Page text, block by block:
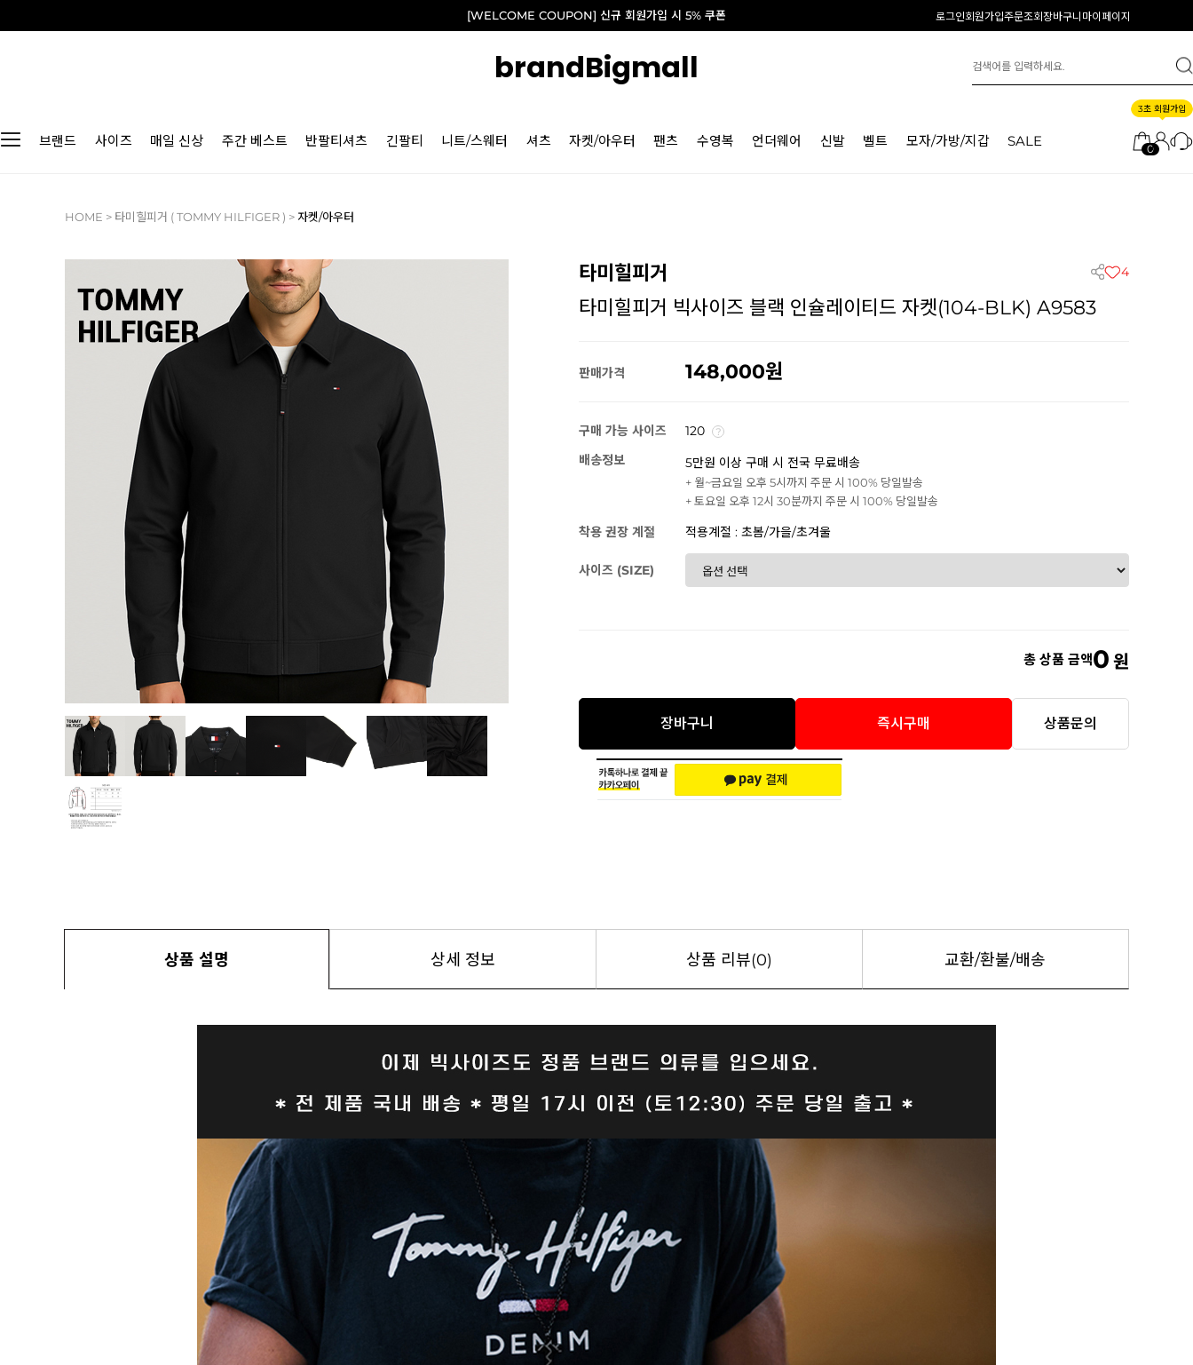
[WELCOME COUPON] 신규 회원가입 시 5% 쿠폰 로그인회원가입주문조회장바구니 마이페이지
brandBigmall
브랜드 사이즈 매일 신상 주간 베스트 반팔티셔츠 긴팔티 니트/스웨터 셔츠 자켓/아우터 팬츠 수영복 언더웨어 신발 벨트 모자/가방/지갑 SALE 0
3초 회원가입
HOME > 타미힐피거 ( TOMMY HILFIGER ) > 자켓/아우터
타미힐피거 4
타미힐피거 빅사이즈 블랙 인슐레이티드 자켓(104-BLK) A9583
판매가격 148,000
구매 가능 사이즈
120
배송정보
5만원 이상 구매 시 전국 무료배송
+ 월~금요일 오후 5시까지 주문 시 100% 당일발송
+ 토요일 오후 12시 30분까지 주문 시 100% 당일발송
착용 권장 계절 적용계절 : 초봄/가을/초겨울
사이즈 (SIZE)
총 상품 금액0 원
장바구니 즉시구매 상품문의
상품 설명 상세 정보 상품 리뷰(0) 교환/환불/배송